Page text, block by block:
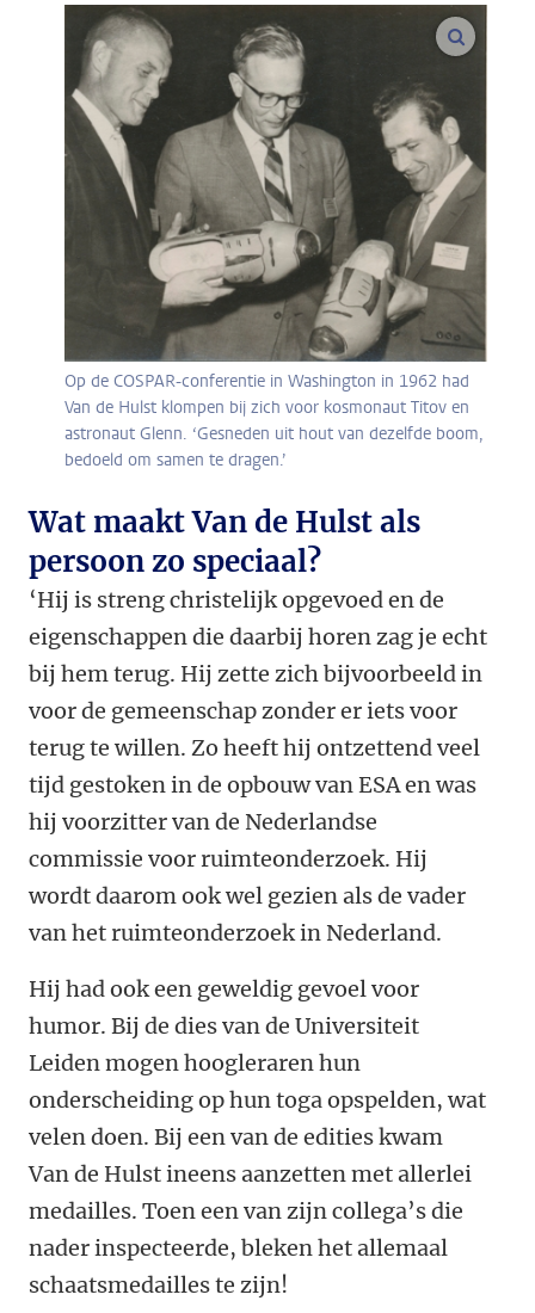
Op de COSPAR-conferentie in Washington in 1962 had
Van de Hulst klompen bij zich voor kosmonaut Titov en
astronaut Glenn. ‘Gesneden uit hout van dezelfde boom,
bedoeld om samen te dragen.’
Wat maakt Van de Hulst als
persoon zo speciaal?
‘Hij is streng christelijk opgevoed en de
eigenschappen die daarbij horen zag je echt
bij hem terug. Hij zette zich bijvoorbeeld in
voor de gemeenschap zonder er iets voor
terug te willen. Zo heeft hij ontzettend veel
tijd gestoken in de opbouw van ESA en was
hij voorzitter van de Nederlandse
commissie voor ruimteonderzoek. Hij
wordt daarom ook wel gezien als de vader
van het ruimteonderzoek in Nederland.
Hij had ook een geweldig gevoel voor
humor. Bij de dies van de Universiteit
Leiden mogen hoogleraren hun
onderscheiding op hun toga opspelden, wat
velen doen. Bij een van de edities kwam
Van de Hulst ineens aanzetten met allerlei
medailles. Toen een van zijn collega’s die
nader inspecteerde, bleken het allemaal
schaatsmedailles te zijn!